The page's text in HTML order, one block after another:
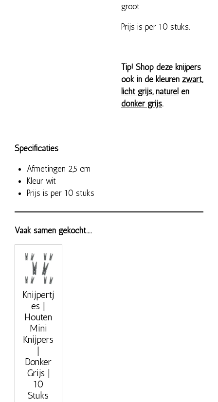
groot.
Prijs is per 10 stuks.
Tip! Shop deze knijpers
ook in de kleuren zwart,
licht grijs, naturel en
donker grijs.
Specificaties
Afmetingen 2,5 cm
Kleur wit
Prijs is per 10 stuks
Vaak samen gekocht....
Knijpertj
es |
Houten
Mini
Knijpers
|
Donker
Grijs |
10
Stuks